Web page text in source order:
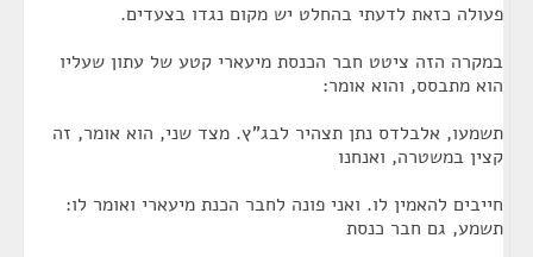
פעולה כזאת לדעתי בהחלט יש מקום נגדו בצעדים.
במקרה הזה ציטט חבר הכנסת מיעארי קטע של עתון שעליו
הוא מתבסס, והוא אומר:
תשמעו, אלבלדס נתן תצהיר לבג"ץ. מצד שני, הוא אומר, זה
קצין במשטרה, ואנחנו
חייבים להאמין לו. ואני פונה לחבר הכנת מיעארי ואומר לו:
תשמע, גם חבר כנסת